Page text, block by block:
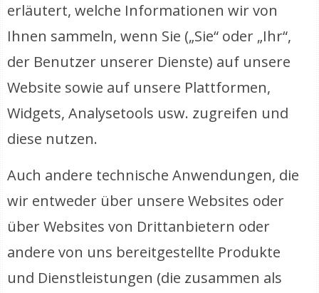
erläutert, welche Informationen wir von
Ihnen sammeln, wenn Sie („Sie“ oder „Ihr“,
der Benutzer unserer Dienste) auf unsere
Website sowie auf unsere Plattformen,
Widgets, Analysetools usw. zugreifen und
diese nutzen.
Auch andere technische Anwendungen, die
wir entweder über unsere Websites oder
über Websites von Drittanbietern oder
andere von uns bereitgestellte Produkte
und Dienstleistungen (die zusammen als